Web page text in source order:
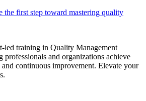
the first step toward mastering quality
led training in Quality Management
professionals and organizations achieve
continuous improvement. Elevate your